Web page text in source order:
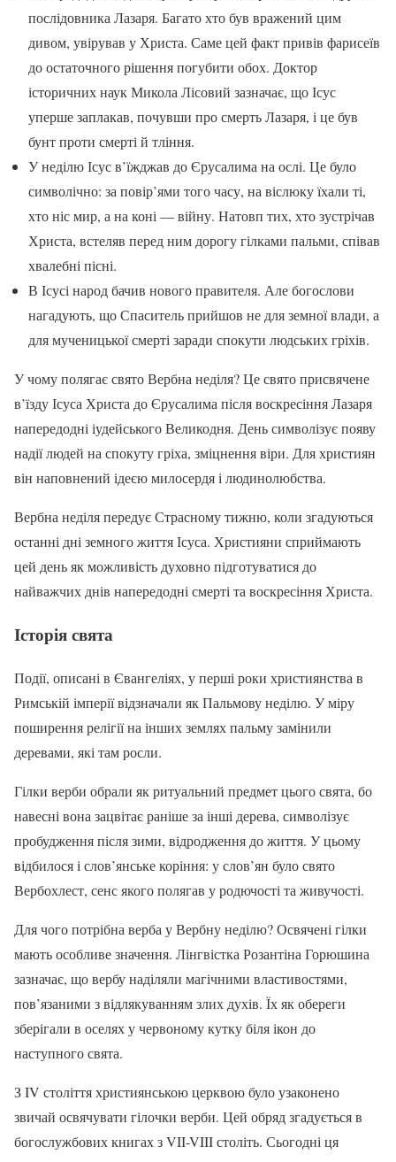
послідовника Лазаря. Багато хто був вражений цим
дивом, увірував у Христа. Саме цей факт привів фарисеїв
до остаточного рішення погубити обох. Доктор
історичних наук Микола Лісовий зазначає, що Ісус
уперше заплакав, почувши про смерть Лазаря, і це був
бунт проти смерті й тління.
У неділю Ісус в’їжджав до Єрусалима на ослі. Це було
символічно: за повір’ями того часу, на віслюку їхали ті,
хто ніс мир, а на коні — війну. Натовп тих, хто зустрічав
Христа, встеляв перед ним дорогу гілками пальми, співав
хвалебні пісні.
В Ісусі народ бачив нового правителя. Але богослови
нагадують, що Спаситель прийшов не для земної влади, а
для мученицької смерті заради спокути людських гріхів.
У чому полягає свято Вербна неділя? Це свято присвячене
в’їзду Ісуса Христа до Єрусалима після воскресіння Лазаря
напередодні іудейського Великодня. День символізує появу
надії людей на спокуту гріха, зміцнення віри. Для християн
він наповнений ідеєю милосердя і людинолюбства.
Вербна неділя передує Страсному тижню, коли згадуються
останні дні земного життя Ісуса. Християни сприймають
цей день як можливість духовно підготуватися до
найважчих днів напередодні смерті та воскресіння Христа.
Історія свята
Події, описані в Євангеліях, у перші роки християнства в
Римській імперії відзначали як Пальмову неділю. У міру
поширення релігії на інших землях пальму замінили
деревами, які там росли.
Гілки верби обрали як ритуальний предмет цього свята, бо
навесні вона зацвітає раніше за інші дерева, символізує
пробудження після зими, відродження до життя. У цьому
відбилося і слов’янське коріння: у слов’ян було свято
Вербохлест, сенс якого полягав у родючості та живучості.
Для чого потрібна верба у Вербну неділю? Освячені гілки
мають особливе значення. Лінгвістка Розантіна Горюшина
зазначає, що вербу наділяли магічними властивостями,
пов’язаними з відлякуванням злих духів. Їх як обереги
зберігали в оселях у червоному кутку біля ікон до
наступного свята.
З IV століття християнською церквою було узаконено
звичай освячувати гілочки верби. Цей обряд згадується в
богослужбових книгах з VII-VIII століть. Сьогодні ця